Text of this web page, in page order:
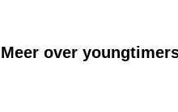
Meer over